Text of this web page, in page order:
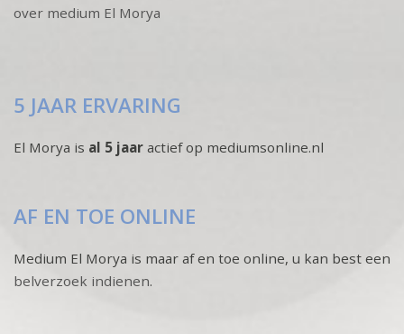
over medium El Morya
5 JAAR ERVARING
El Morya is al 5 jaar actief op mediumsonline.nl
AF EN TOE ONLINE
Medium El Morya is maar af en toe online, u kan best een
belverzoek indienen.